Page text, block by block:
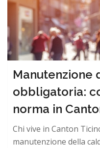
Manutenzione
obbligatoria:
norma in
Chi vive in Canton
manutenzione della